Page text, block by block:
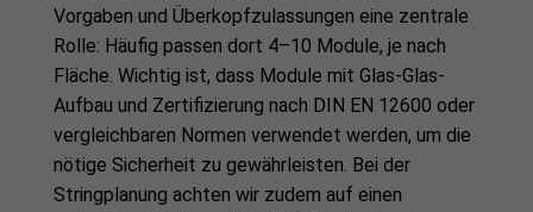
Vorgaben und Überkopfzulassungen eine zentrale
Rolle: Häufig passen dort 4–10 Module, je nach
Fläche. Wichtig ist, dass Module mit Glas-Glas-
Aufbau und Zertifizierung nach DIN EN 12600 oder
vergleichbaren Normen verwendet werden, um die
nötige Sicherheit zu gewährleisten. Bei der
Stringplanung achten wir zudem auf einen